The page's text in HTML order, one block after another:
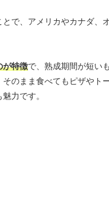
で、アメリカやカナダ、
が特徴で、熟成期間が短い
のまま食べてもピザやト
力です。